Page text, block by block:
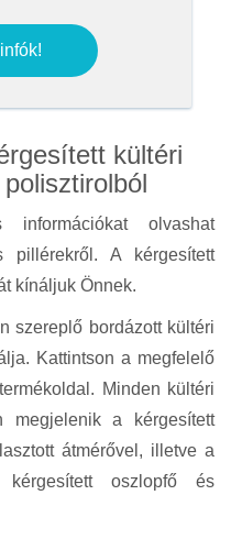
kültéri
olvashat
pillérekről. A kérgesített
kínáljuk Önnek.
szereplő bordázott kültéri
Kattintson a megfelelő
Minden kültéri
megjelenik a kérgesített
átmérővel, illetve a
oszlopfő és